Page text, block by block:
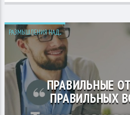
РАЗМЫШЛЕНИЯ НАД...
ПРАВИЛЬНЫЕ
ПРАВИЛЬНЫХ